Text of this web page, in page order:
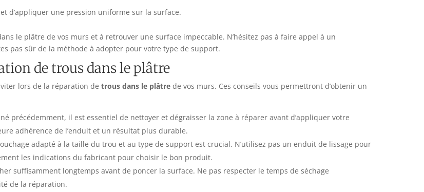
d’appliquer une pression uniforme sur la surface.
le plâtre de vos murs et à retrouver une surface impeccable. N’hésitez pas à faire appel à un
pas sûr de la méthode à adopter pour votre type de support.
de trous dans le plâtre
lors de la réparation de trous dans le plâtrede vos murs. Ces conseils vous permettront d’obtenir un
précédemment, il est essentiel de nettoyer et dégraisser la zone à réparer avant d’appliquer votre
adhérence de l’enduit et un résultat plus durable.
adapté à la taille du trou et au type de support est crucial. N’utilisez pas un enduit de lissage pour
les indications du fabricant pour choisir le bon produit.
suffisamment longtemps avant de poncer la surface. Ne pas respecter le temps de séchage
de la réparation.